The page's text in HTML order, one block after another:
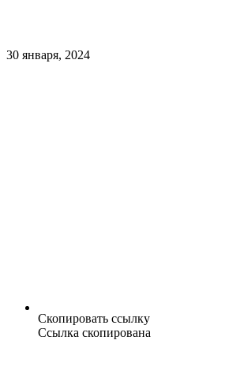
30 января, 2024
Скопировать ссылку
Ссылка скопирована